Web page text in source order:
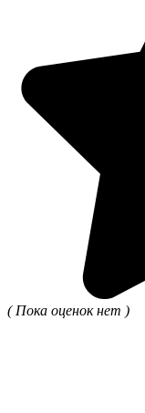
( Пока оценок нет )